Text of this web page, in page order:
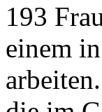
193
einem